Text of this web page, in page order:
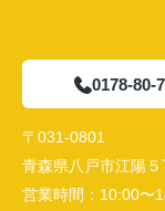
0178-80-
〒031-0801
青森県八戸市江陽
営業時間： 10:00〜